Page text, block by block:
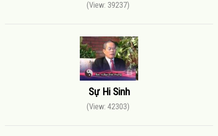
(View: 39237)
Sự Hi Sinh
(View: 42303)